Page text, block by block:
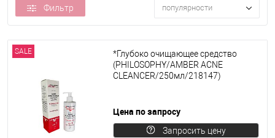
Фильтр популярности
SALE
*Глубоко очищающее средство
(PHILOSOPHY/AMBER ACNE
CLEANCER/250мл/218147)
Цена по запросу
Запросить цену